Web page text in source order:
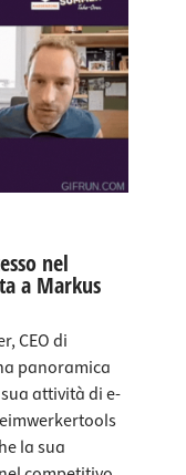
nel
a Markus
CEO di
panoramica
attività di e-
la sua